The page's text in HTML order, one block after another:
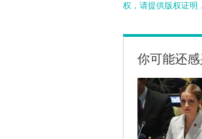
权，请提供版权证明
你可能还